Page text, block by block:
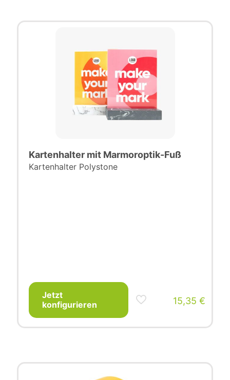
Kartenhalter mit Marmoroptik-Fuß
Kartenhalter Polystone
15,35 €
Jetzt
konfigurieren